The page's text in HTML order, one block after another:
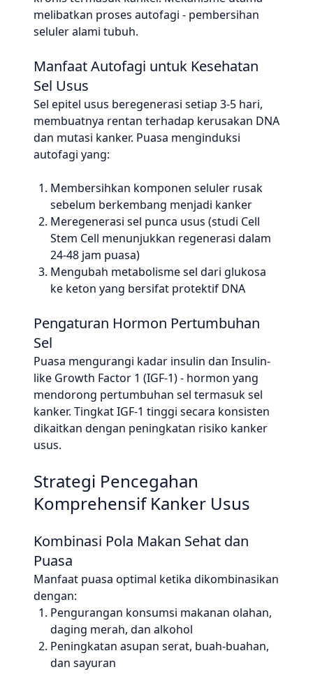
melibatkan proses autofagi - pembersihan
seluler alami tubuh.
Manfaat Autofagi untuk Kesehatan
Sel Usus
Sel epitel usus beregenerasi setiap 3-5 hari,
membuatnya rentan terhadap kerusakan DNA
dan mutasi kanker. Puasa menginduksi
autofagi yang:
Membersihkan komponen seluler rusak
sebelum berkembang menjadi kanker
Meregenerasi sel punca usus (studi Cell
Stem Cell menunjukkan regenerasi dalam
24-48 jam puasa)
Mengubah metabolisme sel dari glukosa
ke keton yang bersifat protektif DNA
Pengaturan Hormon Pertumbuhan
Sel
Puasa mengurangi kadar insulin dan Insulin-
like Growth Factor 1 (IGF-1) - hormon yang
mendorong pertumbuhan sel termasuk sel
kanker. Tingkat IGF-1 tinggi secara konsisten
dikaitkan dengan peningkatan risiko kanker
usus.
Strategi Pencegahan
Komprehensif Kanker Usus
Kombinasi Pola Makan Sehat dan
Puasa
Manfaat puasa optimal ketika dikombinasikan
dengan:
Pengurangan konsumsi makanan olahan,
daging merah, dan alkohol
Peningkatan asupan serat, buah-buahan,
dan sayuran